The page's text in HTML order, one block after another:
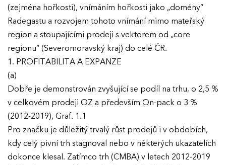
EFFIE 2026
AKTUALITY
VÝSLEDKY
Ročník 2025
GALERIE
(zejména hořkosti), vnímáním hořkosti jako „domény“
Radegastu a rozvojem tohoto vnímání mimo mateřský
region a stoupajícími prodeji s vektorem od „core
regionu“ (Severomoravský kraj) do celé ČR.
1. PROFITABILITA A EXPANZE
(a)
Dobře je demonstrován zvyšující se podíl na trhu, o 2,5 %
v celkovém prodeji OZ a především On-pack o 3 %
(2012-2019), Graf. 1.1
Pro značku je důležitý trvalý růst prodejů i v obdobích,
kdy celý pivní trh stagnoval nebo v některých ukazatelích
dokonce klesal. Zatímco trh (CMBA) v letech 2012-2019